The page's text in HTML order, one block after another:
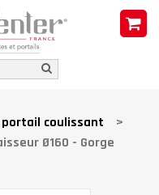
portail coulissant
>
Ø160 - Gorge